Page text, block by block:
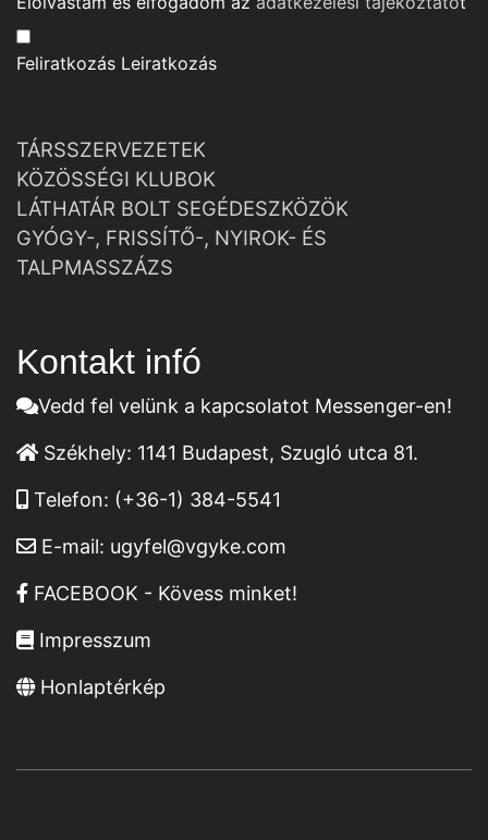
Feliratkozás Leiratkozás
TÁRSSZERVEZETEK
KÖZÖSSÉGI KLUBOK
LÁTHATÁR BOLT SEGÉDESZKÖZÖK
GYÓGY-, FRISSÍTŐ-, NYIROK- ÉS
TALPMASSZÁZS
Kontakt infó
Vedd fel velünk a kapcsolatot Messenger-en!
Székhely: 1141 Budapest, Szugló utca 81.
Telefon: (+36-1) 384-5541
E-mail: ugyfel@vgyke.com
FACEBOOK - Kövess minket!
Impresszum
Honlaptérkép